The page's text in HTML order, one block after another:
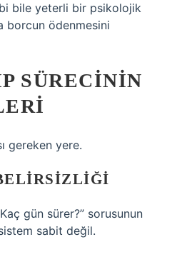
bile yeterli bir psikolojik
borcun ödenmesini
SÜRECININ
gereken yere.
gün sürer?” sorusunun
sabit değil.